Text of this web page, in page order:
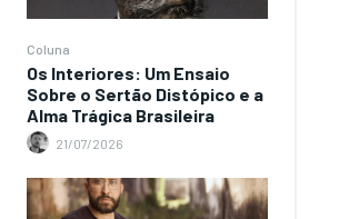
Coluna
Os Interiores: Um Ensaio
Sobre o Sertão Distópico e a
Alma Trágica Brasileira
21/07/2026